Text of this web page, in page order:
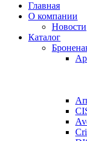
Главная
О компании
Новости
Каталог